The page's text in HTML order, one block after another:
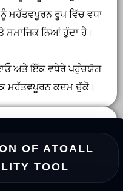
ਮਹੱਤਵਪੂਰਨ ਰੂਪ ਵਿੱਚ ਵਧਾ
ਸਮਾਜਿਕ ਨਿਆਂ ਹੁੰਦਾ ਹੈ।
ਅਤੇ ਇੱਕ ਵਧੇਰੇ ਪਹੁੰਚਯੋਗ
ਮਹੱਤਵਪੂਰਨ ਕਦਮ ਚੁੱਕੋ।
OF ATOALL
TOOL